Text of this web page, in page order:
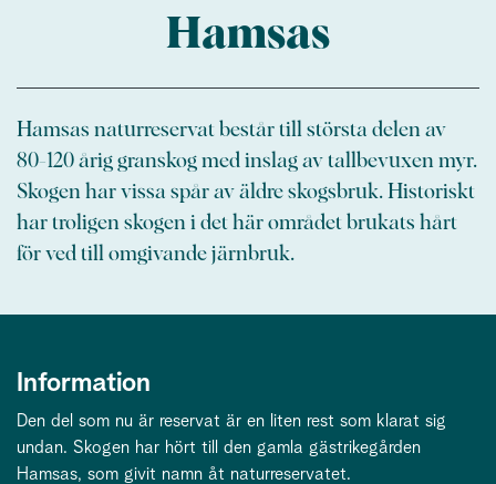
Hamsas
Hamsas naturreservat består till största delen av
80-120 årig granskog med inslag av tallbevuxen myr.
Skogen har vissa spår av äldre skogsbruk. Historiskt
har troligen skogen i det här området brukats hårt
för ved till omgivande järnbruk.
Information
Den del som nu är reservat är en liten rest som klarat sig
undan. Skogen har hört till den gamla gästrikegården
Hamsas, som givit namn åt naturreservatet.